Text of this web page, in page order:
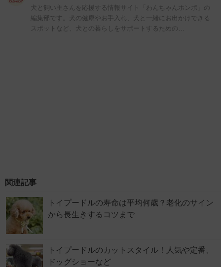
犬と飼い主さんを応援する情報サイト「わんちゃんホンポ」の
編集部です。犬の健康やお手入れ、犬と一緒にお出かけできる
スポットなど、犬との暮らしをサポートするための…
関連記事
トイプードルの寿命は平均何歳？老化のサイン
から長生きするコツまで
トイプードルのカットスタイル！人気や定番、
ドッグショーなど